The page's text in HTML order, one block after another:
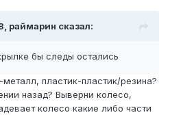
раймарин сказал:
бы следы остались
пластик-пластик/резина?
назад? Выверни колесо,
колесо какие либо части